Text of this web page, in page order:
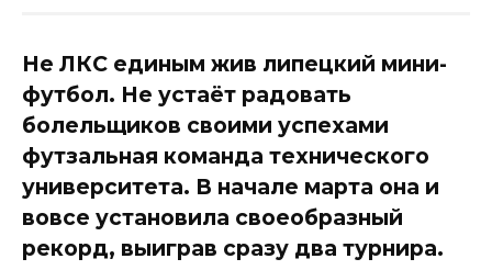
Не ЛКС единым жив липецкий мини-
футбол. Не устаёт радовать
болельщиков своими успехами
футзальная команда технического
университета. В начале марта она и
вовсе установила своеобразный
рекорд, выиграв сразу два турнира.